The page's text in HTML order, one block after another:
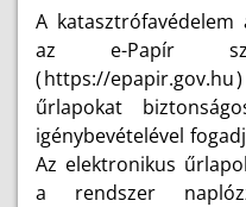
A
az e-Papír
(https://epapir.gov.hu
űrlapokat
igénybevételével
Az elektronikus
a rendszer